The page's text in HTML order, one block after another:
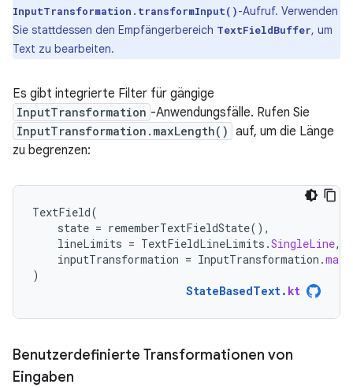
InputTransformation.transformInput()-Aufruf. Verwenden
Sie stattdessen den Empfängerbereich TextFieldBuffer, um
Text zu bearbeiten.
Es gibt integrierte Filter für gängige
InputTransformation -Anwendungsfälle. Rufen Sie
InputTransformation.maxLength() auf, um die Länge
zu begrenzen:
TextField(
state = rememberTextFieldState(),
lineLimits = TextFieldLineLimits .SingleLine,
inputTransformation = InputTransformation .
)
StateBasedText. kt
Benutzerdefinierte Transformationen von
Eingaben